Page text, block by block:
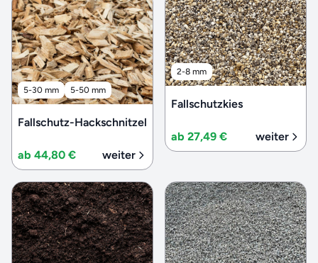
5-30 mm 5-50 mm
Fallschutz-Hackschnitzel
ab 44,80 € weiter
2-8 mm
Fallschutzkies
ab 27,49 € weiter